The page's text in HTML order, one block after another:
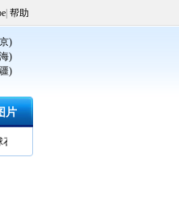
帮助
)
)
)
片
物油化工网隆重推出“石油通”会员服务